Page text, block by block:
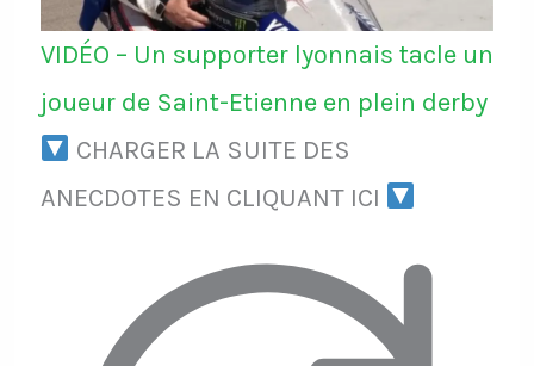
VIDÉO – Un supporter lyonnais tacle un
joueur de Saint-Etienne en plein derby
CHARGER LA SUITE DES
ANECDOTES EN CLIQUANT ICI